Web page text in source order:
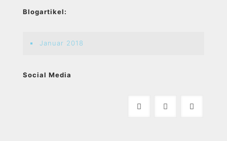
Blogartikel:
Januar 2018
Social Media